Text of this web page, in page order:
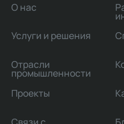
О нас
Услуги и решения
Отрасли
промышленности
Проекты